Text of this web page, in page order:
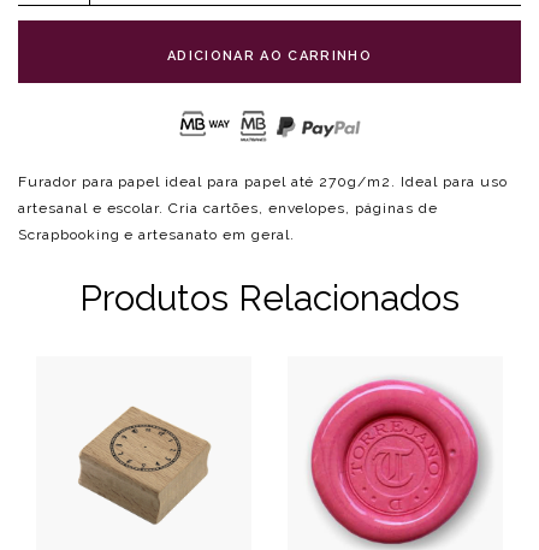
ADICIONAR AO CARRINHO
Furador para papel ideal para papel até 270g/m2. Ideal para uso
artesanal e escolar. Cria cartões, envelopes, páginas de
Scrapbooking e artesanato em geral.
Produtos Relacionados